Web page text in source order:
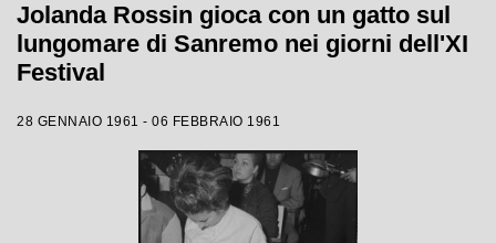
Jolanda Rossin gioca con un gatto sul
lungomare di Sanremo nei giorni dell'XI
Festival
28 GENNAIO 1961 - 06 FEBBRAIO 1961